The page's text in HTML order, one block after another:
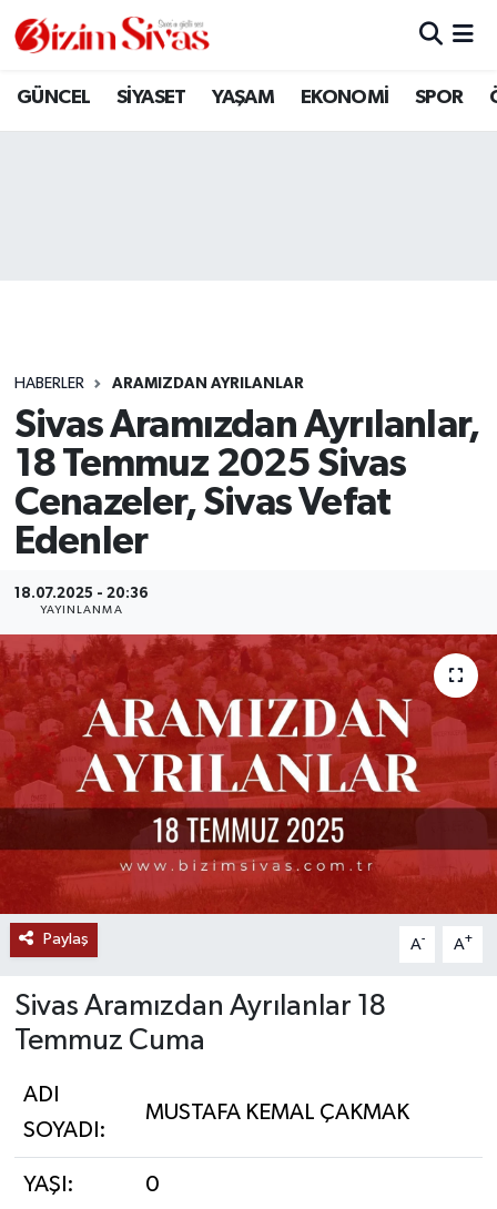
GÜNCEL SİYASET YAŞAM EKONOMİ SPOR
HABERLER ARAMIZDAN AYRILANLAR
Sivas Aramızdan Ayrılanlar,
18 Temmuz 2025 Sivas
Cenazeler, Sivas Vefat
Edenler
18.07.2025 - 20:36
YAYINLANMA
Paylaş A- A+
Sivas Aramızdan Ayrılanlar 18
Temmuz Cuma
ADI
SOYADI:
MUSTAFA KEMAL ÇAKMAK
YAŞI: 0
ARAMIZDAN AYRILANLAR
GÜNCEL
KÜLTÜR
MAGAZİN
ÖZEL HABER
RESMİ İLANLAR
SAĞLIK
SİYASET
SOSYAL YARDIMLAR
SPONSORLU YAZI
SPOR
YAŞAM
Sivas Nöbetçi Eczaneler
Son Dakika Haberleri
Haber Arşivi